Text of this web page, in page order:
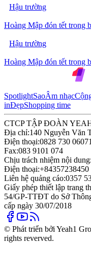
Hậu trường
Hoàng Mập đón tết trong
Hậu trường
Hoàng Mập đón tết trong
SpotlightSaoÂm nhạc
inĐẹpShopping time
CTCP TẬP ĐOÀN
Địa chỉ:140 Nguyễn Văn
Điện thoại:0828 730 06071
Fax:083 9101 074
Chịu trách nhiệm nội dung:
Điện thoại:+84357238450
Liên hệ quảng cáo:0357
Giấy phép thiết lập trang
54/GP-TTĐT do Sở
cấp ngày 30/07/2018
© Phát triển bởi Yeah1
rights reverved.